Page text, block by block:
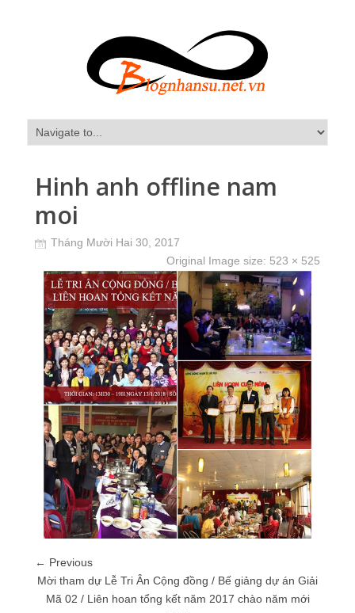
Hinh anh offline nam
moi
Tháng Mười Hai 30, 2017
Original Image size: 523 × 525
← Previous
Mời tham dự Lễ Tri Ân Cộng đồng / Bế giảng dự án Giải
Mã 02 / Liên hoan tổng kết năm 2017 chào năm mới